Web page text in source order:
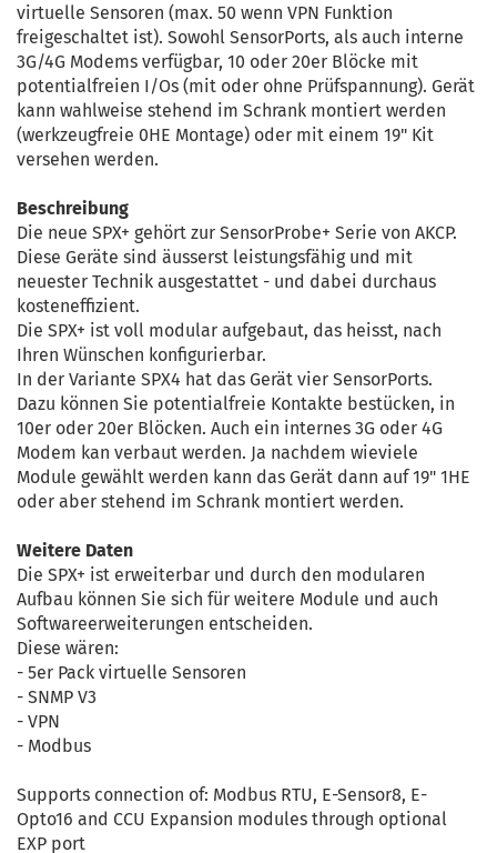
virtuelle Sensoren (max. 50 wenn VPN Funktion
freigeschaltet ist). Sowohl SensorPorts, als auch interne
3G/4G Modems verfügbar, 10 oder 20er Blöcke mit
potentialfreien I/Os (mit oder ohne Prüfspannung). Gerät
kann wahlweise stehend im Schrank montiert werden
(werkzeugfreie 0HE Montage) oder mit einem 19" Kit
versehen werden.
Beschreibung
Die neue SPX+ gehört zur SensorProbe+ Serie von AKCP.
Diese Geräte sind äusserst leistungsfähig und mit
neuester Technik ausgestattet - und dabei durchaus
kosteneffizient.
Die SPX+ ist voll modular aufgebaut, das heisst, nach
Ihren Wünschen konfigurierbar.
In der Variante SPX4 hat das Gerät vier SensorPorts.
Dazu können Sie potentialfreie Kontakte bestücken, in
10er oder 20er Blöcken. Auch ein internes 3G oder 4G
Modem kan verbaut werden. Ja nachdem wieviele
Module gewählt werden kann das Gerät dann auf 19" 1HE
oder aber stehend im Schrank montiert werden.
Weitere Daten
Die SPX+ ist erweiterbar und durch den modularen
Aufbau können Sie sich für weitere Module und auch
Softwareerweiterungen entscheiden.
Diese wären:
- 5er Pack virtuelle Sensoren
- SNMP V3
- VPN
- Modbus
Supports connection of: Modbus RTU, E-Sensor8, E-
Opto16 and CCU Expansion modules through optional
EXP port